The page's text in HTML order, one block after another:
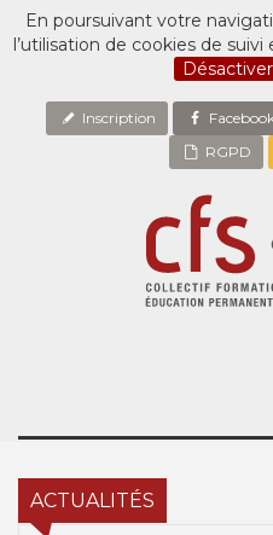
En poursuivant votre
l’utilisation de cookies de
Inscription
RGPD
ACTUALITÉS